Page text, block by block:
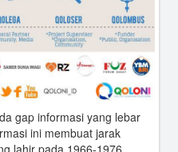
gap informasi yang lebar
ini membuat jarak